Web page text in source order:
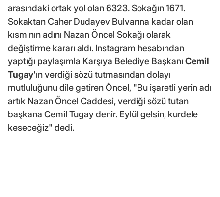
arasındaki ortak yol olan 6323. Sokağın 1671.
Sokaktan Caher Dudayev Bulvarına kadar olan
kısmının adını Nazan Öncel Sokağı olarak
değiştirme kararı aldı. Instagram hesabından
yaptığı paylaşımla Karşıya Belediye Başkanı Cemil
Tugay'ın verdiği sözü tutmasından dolayı
mutluluğunu dile getiren Öncel, "Bu işaretli yerin adı
artık Nazan Öncel Caddesi, verdiği sözü tutan
başkana Cemil Tugay denir. Eylül gelsin, kurdele
keseceğiz" dedi.